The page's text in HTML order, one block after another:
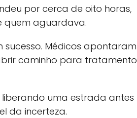
por cerca de oito horas,
quem aguardava.
Médicos apontaram
caminho para tratamento
uma estrada antes
da incerteza.